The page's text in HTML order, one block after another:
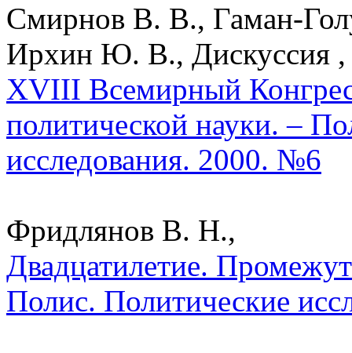
Смирнов В. В., Гаман-
Ирхин Ю. В., Дискуссия ,
XVIII Всемирный
политической науки. –
исследования. 2000. №6
Фридлянов В. Н.,
Двадцатилетие.
Полис. Политические